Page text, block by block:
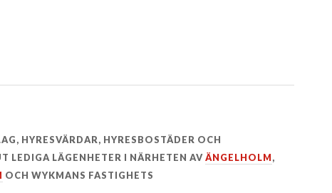
HYRESVÄRDAR, HYRESBOSTÄDER OCH
LEDIGA LÄGENHETER I NÄRHETEN AVÄNGELHOLM,
OCH WYKMANS FASTIGHETS